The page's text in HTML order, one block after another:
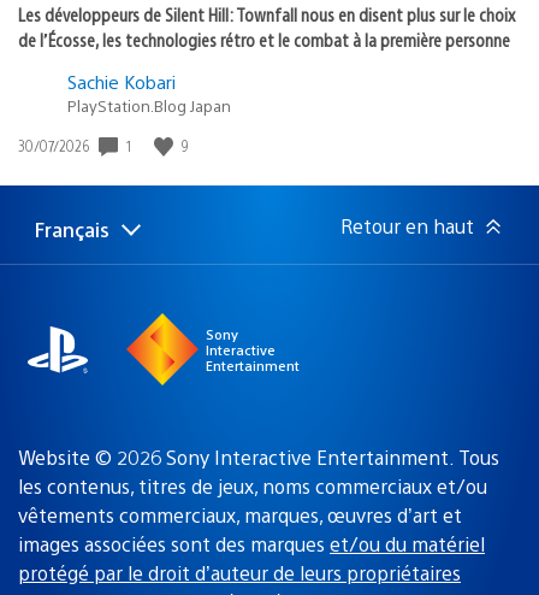
Les développeurs de Silent Hill: Townfall nous en disent plus sur le choix
de l’Écosse, les technologies rétro et le combat à la première personne
Sachie Kobari
PlayStation.Blog Japan
Date
publication
30/07/2026 1 9
Choisir
Région
Français Retour en haut
Sony
Interactive
Entertainment
Website © 2026 Sony Interactive Entertainment. Tous
les contenus, titres de jeux, noms commerciaux et/ou
vêtements commerciaux, marques, œuvres d’art et
images associées sont des marques et/ou du matériel
protégé par le droit d’auteur de leurs propriétaires